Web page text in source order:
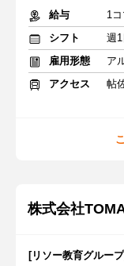
給与
シフト
週
雇用形態
ア
アクセス
帖
株式会社
[リソー教育グルー